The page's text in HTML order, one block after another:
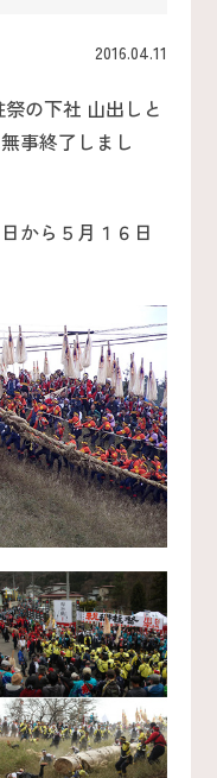
2016.04.11
の下社 山出しと
事終了しまし
から５月１６日